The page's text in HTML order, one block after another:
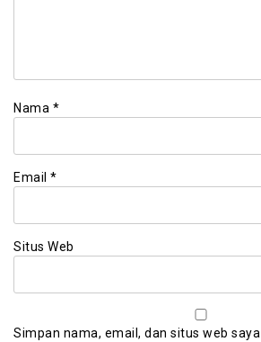
Nama *
Email *
Situs Web
Simpan nama, email, dan situs web